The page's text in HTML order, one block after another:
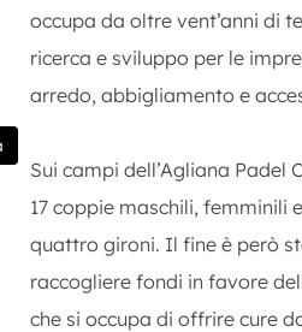
occupa da oltre vent’anni di
ricerca e sviluppo per le
arredo, abbigliamento e
Sui campi dell’Agliana Padel
17 coppie maschili, femminili
quattro gironi. Il fine è però
raccogliere fondi in favore
che si occupa di offrire cure